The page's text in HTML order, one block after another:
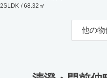
2SLDK / 68.32㎡
他の物